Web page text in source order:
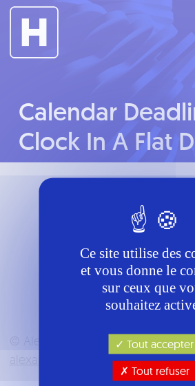
Calendar
Clock In A Flat
Mail
© Alexandre Vergnaud |
alexandrevergnaud.fr
Panneau de gestion des cookies
Ce site utilise des
et vous donne le
sur ceux que
souhaitez
Tout accepter
Tout refuser